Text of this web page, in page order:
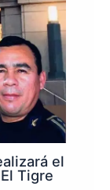
el
Tigre